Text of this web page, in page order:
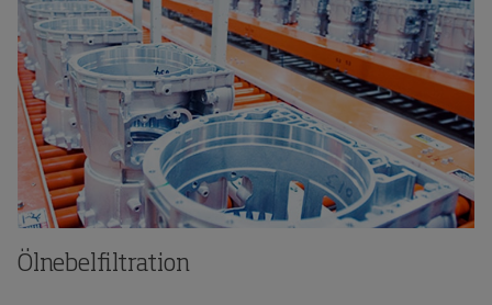
Ölnebelfiltration